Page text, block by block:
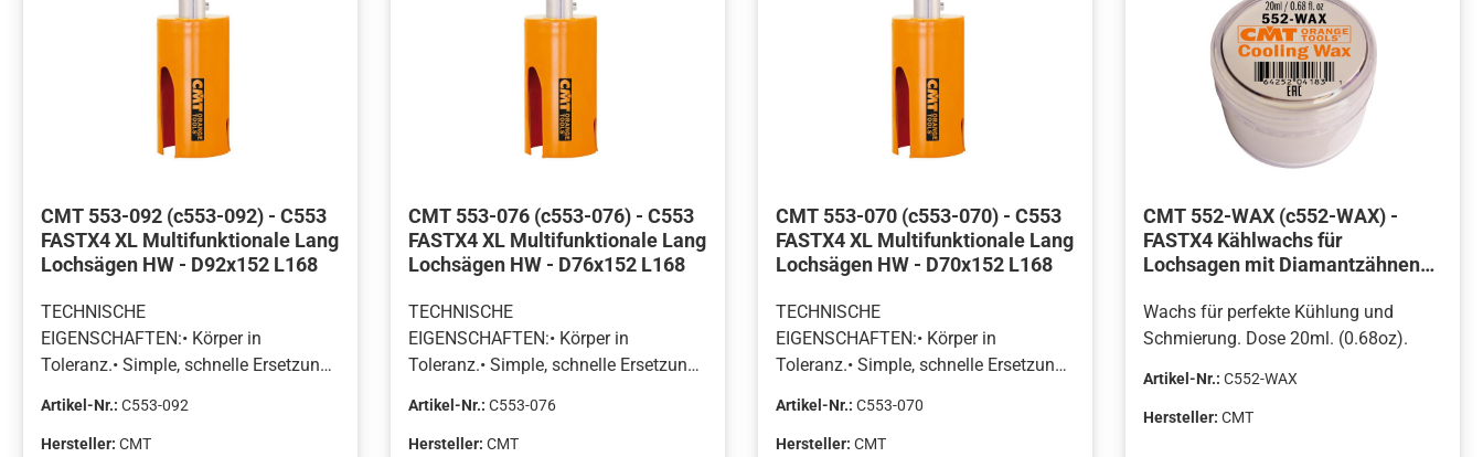
CMT 553-092 (c553-092) - C553
FASTX4 XL Multifunktionale Lang
Lochsägen HW - D92x152 L168
TECHNISCHE
EIGENSCHAFTEN:• Körper in
Toleranz.• Simple, schnelle Ersetzung
Spanabfuhr.HALTBARES
Artikel-Nr.: C553-092
Hersteller: CMT
CMT 553-076 (c553-076) - C553
FASTX4 XL Multifunktionale Lang
Lochsägen HW - D76x152 L168
TECHNISCHE
EIGENSCHAFTEN:• Körper in
Toleranz.• Simple, schnelle Ersetzung
Spanabfuhr.HALTBARES
Artikel-Nr.: C553-076
Hersteller: CMT
CMT 553-070 (c553-070) - C553
FASTX4 XL Multifunktionale Lang
Lochsägen HW - D70x152 L168
TECHNISCHE
EIGENSCHAFTEN:• Körper in
Toleranz.• Simple, schnelle Ersetzung
Spanabfuhr.HALTBARES
Artikel-Nr.: C553-070
Hersteller: CMT
CMT 552-WAX (c552-WAX) -
FASTX4 Kählwachs für
Lochsagen mit Diamantzähnen
Wachs für perfekte Kühlung und
Schmierung. Dose 20ml. (0.68oz).
Artikel-Nr.: C552-WAX
Hersteller: CMT